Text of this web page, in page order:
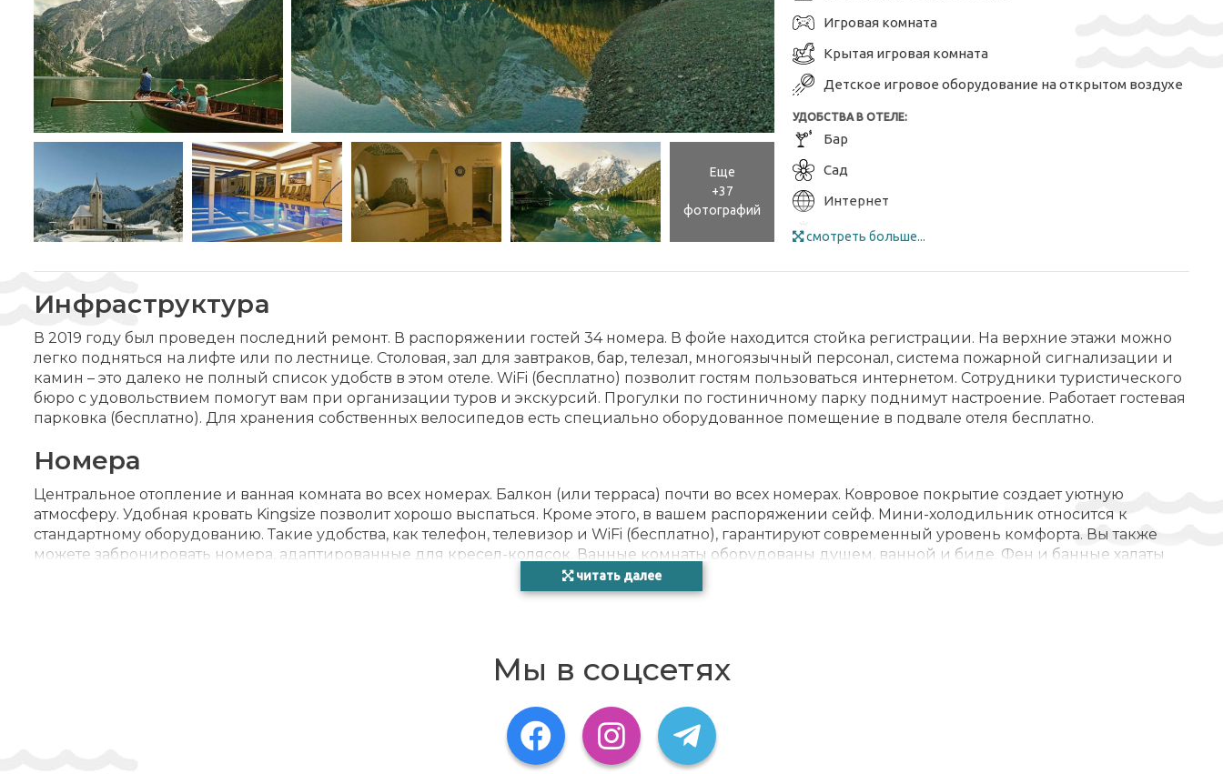
Еще
+37
фотографий
Игровая комната
Крытая игровая комната
Детское игровое оборудование на открытом воздухе
УДОБСТВА В ОТЕЛЕ:
Бар
Сад
Интернет
Мебель для улицы
Wi-Fi
РАЗВЛЕЧЕНИЯ И СПОРТ:
Шахматы / Настольные игры
Лыжная школа ($)
Пешеходные экскурсии
смотреть больше...
Инфраструктура
В 2019 году был проведен последний ремонт. В распоряжении гостей 34 номера. В фойе находится стойка регистрации. На верхние этажи можно
легко подняться на лифте или по лестнице. Столовая, зал для завтраков, бар, телезал, многоязычный персонал, система пожарной сигнализации и
камин – это далеко не полный список удобств в этом отеле. WiFi (бесплатно) позволит гостям пользоваться интернетом. Сотрудники туристического
бюро с удовольствием помогут вам при организации туров и экскурсий. Прогулки по гостиничному парку поднимут настроение. Работает гостевая
парковка (бесплатно). Для хранения собственных велосипедов есть специально оборудованное помещение в подвале отеля бесплатно.
Номера
Центральное отопление и ванная комната во всех номерах. Балкон (или терраса) почти во всех номерах. Ковровое покрытие создает уютную
атмосферу. Удобная кровать Kingsize позволит хорошо выспаться. Кроме этого, в вашем распоряжении сейф. Мини-холодильник относится к
стандартному оборудованию. Такие удобства, как телефон, телевизор и WiFi (бесплатно), гарантируют современный уровень комфорта. Вы также
можете забронировать номера, адаптированные для кресел-колясок. Ванные комнаты оборудованы душем, ванной и биде. Фен и банные халаты
создадут ощущение домашнего уюта. Возможно размещение в номерах для некурящих.
приглашает погреться на солнышке. Отель предлагает не только лыжный спорт, спа, сауну и парную, но ещё и массаж за отдельную плату. Лыжные
Гости могут забронировать полупансион. Возможные варианты питания включают завтрак и ужин. Меню включает безглютеновое питание и
читать далее
Мы в соцсетях